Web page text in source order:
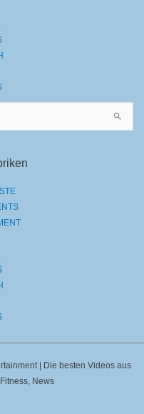
| Die besten Videos aus
News